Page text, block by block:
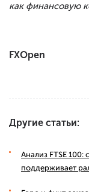
как финансовую
FXOpen
Другие статьи:
Анализ FTSE 100:
поддерживает